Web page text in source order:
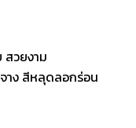
วยงาม
าง สีหลุดลอกร่อน